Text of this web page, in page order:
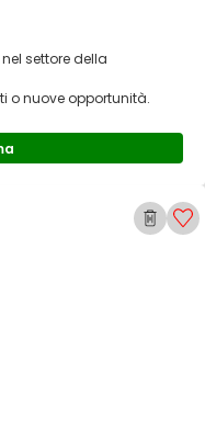
settore della
o nuove opportunità.